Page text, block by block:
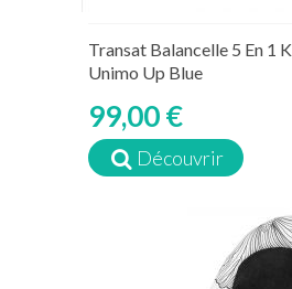
Transat Balancelle 5 En 1
Unimo Up Blue
99,00 €
Découvrir